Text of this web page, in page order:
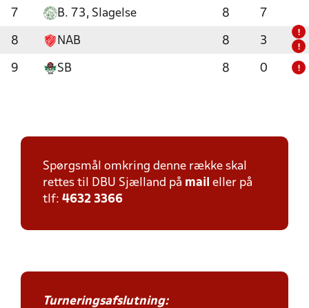
7 B. 73, Slagelse 8 7
8 NAB 8 3
!
!
9 SB 8 0 !
Spørgsmål omkring denne række skal
rettes til DBU Sjælland på mail eller på
tlf: 4632 3366
Turneringsafslutning: